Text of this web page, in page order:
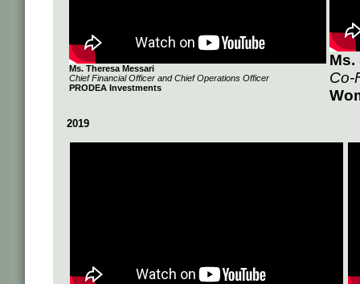
Ms. Theresa Messari
Chief Financial Officer and Chief Operations Officer
PRODEA Investments
Ms.
Co-
2019